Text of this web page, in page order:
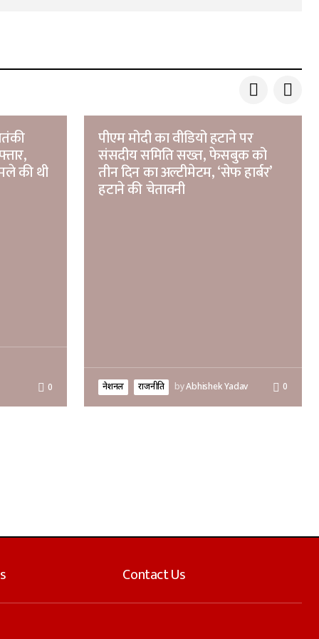
की थी
0
पीएम मोदी का वीडियो हटाने पर
संसदीय समिति सख्त, फेसबुक को
तीन दिन का अल्टीमेटम, ‘सेफ हार्बर’
हटाने की चेतावनी
नेशनल राजनीति byAbhishek Yadav 0
Contact Us